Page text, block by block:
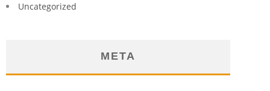
Uncategorized
META